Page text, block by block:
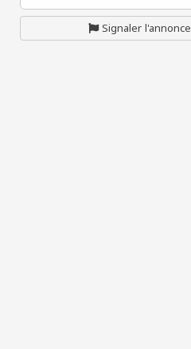
Signaler l'annonce